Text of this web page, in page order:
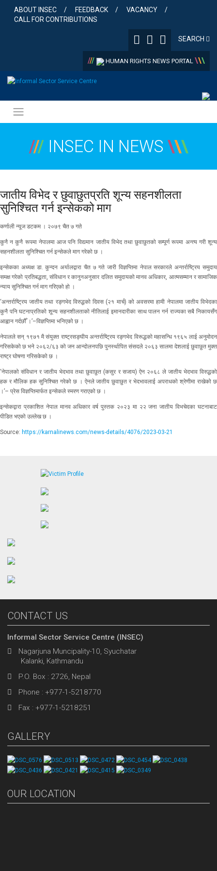
content
ABOUT INSEC FEEDBACK
VACANCY
CALL FOR CONTRIBUTIONS
SEARCH
/// HUMAN RIGHTS NEWS PORTAL \\\
/// INSEC IN NEWS \\\
जातीय विभेद र छुवाछुतप्रति शून्य सहनशीलता
सुनिश्चित गर्न इन्सेकको माग
कर्णाली न्यूज डटकम । २०७९ चैत ७ गते
कुनै न कुनै रूपमा नेपालमा आज पनि विद्यमान जातीय विभेद तथा छुवाछुतको सम्पूर्ण रूपमा अन्त्य गरी शून्य
सहनशीलता सुनिश्चित गर्न इन्सेकले माग गरेको छ ।
इन्सेकका अध्यक्ष डा. कुन्दन अर्यालद्वारा चैत ७ गते जारी विज्ञप्तिमा नेपाल सरकारले अन्तर्राष्ट्रिय समुदाय
समक्ष गरेको प्रतिबद्धता, संविधान र कानुनअनुसार दलित समुदायको मानव अधिकार, आत्मसम्मान र सामाजिक
न्याय सुनिश्चित गर्न माग गरिएको हो ।
‘अन्तर्राष्ट्रिय जातीय तथा रङ्गभेद विरुद्धको दिवस (२१ मार्च) को अवसरमा हामी नेपालमा जातीय विभेदका
कुनै पनि घटनाप्रतिको शून्य सहनशीलताको नीतिलाई इमानदारीका साथ पालन गर्न राज्यका सबै निकायसँग
आह्वान गर्दछौँ ।’–विज्ञप्तिमा भनिएको छ ।
नेपालले सन् १९७१ मै संयुक्त राष्ट्रसङ्घीय अन्तर्राष्ट्रिय रङ्गभेद विरूद्धको महासन्धि १९६५ लाई अनुमोदन
गरिसकेको छ भने २०६२/६३ को जन आन्दोलनपछि पुनर्स्थापित संसदले २०६३ सालमा देशलाई छुवाछुत मुक्त
राष्ट्र घोषणा गरिसकेको छ ।
‘नेपालको संविधान र जातीय भेदभाव तथा छुवाछुत (कसुर र सजाय) ऐन २०६८ ले जातीय भेदभाव विरुद्धको
हक र मौलिक हक सुनिश्चित गरेको छ । ऐनले जातीय छुवाछुत र भेदभावलाई अपराधको श्रेणीमा राखेको छ
।’– प्रेस विज्ञप्तिमार्फत इन्सेकले स्मरण गराएको छ ।
इन्सेकद्वारा प्रकाशित नेपाल मानव अधिकार वर्ष पुस्तक २०२३ मा २२ जना जातीय विभचेदका घटनाबाट
पीडित भएको उल्लेख छ ।
Source: https://karnalinews.com/news-details/4076/2023-03-21
CONTACT US
Informal Sector Service Centre (INSEC)
Nagarjuna Muncipality-10, Syuchatar
Kalanki, Kathmandu
P.O. Box : 2726, Nepal
Phone : +977-1-5218770
Fax : +977-1-5218251
GALLERY
OUR LOCATION